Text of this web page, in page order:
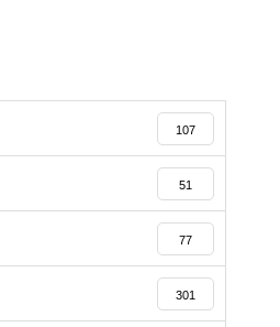
107
51
77
301